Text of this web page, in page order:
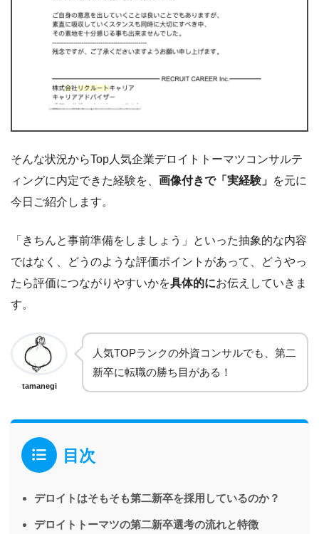
そんな状況からTop人気企業デロイトトーマツコンサルテ
ィングに内定できた経験を、 画像付きで「実経験」 を元に
今日ご紹介します。
「きちんと事前準備をしましょう」といった抽象的な内容
ではなく、どうのような評価ポイントがあって、どうやっ
たら評価につながりやすいかを具体的にお伝えしていきま
す。
tamanegi
人気TOPランクの外資コンサルでも、第二
新卒に転職の勝ち目がある！
目次
デロイトはそもそも第二新卒を採用しているのか？
デロイトトーマツの第二新卒選考の流れと特徴